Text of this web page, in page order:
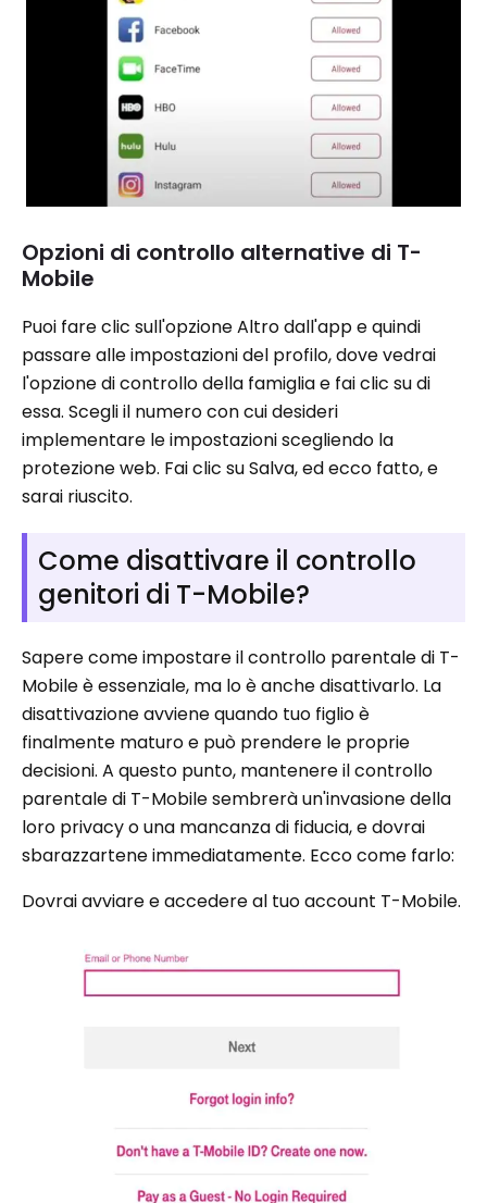
Opzioni di controllo alternative di T-
Mobile
Puoi fare clic sull'opzione Altro dall'app e quindi
passare alle impostazioni del profilo, dove vedrai
l'opzione di controllo della famiglia e fai clic su di
essa. Scegli il numero con cui desideri
implementare le impostazioni scegliendo la
protezione web. Fai clic su Salva, ed ecco fatto, e
sarai riuscito.
Come disattivare il controllo
genitori di T-Mobile?
Sapere come impostare il controllo parentale di T-
Mobile è essenziale, ma lo è anche disattivarlo. La
disattivazione avviene quando tuo figlio è
finalmente maturo e può prendere le proprie
decisioni. A questo punto, mantenere il controllo
parentale di T-Mobile sembrerà un'invasione della
loro privacy o una mancanza di fiducia, e dovrai
sbarazzartene immediatamente. Ecco come farlo:
Dovrai avviare e accedere al tuo account T-Mobile.